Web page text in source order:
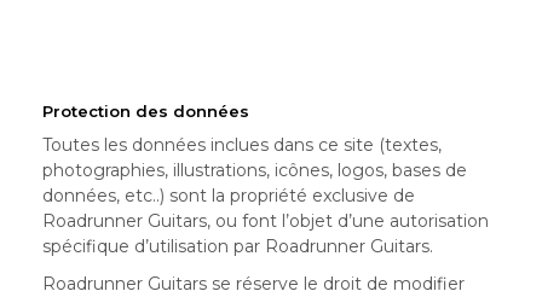
Protection des données
Toutes les données inclues dans ce site (textes,
photographies, illustrations, icônes, logos, bases de
données, etc..) sont la propriété exclusive de
Roadrunner Guitars, ou font l’objet d’une autorisation
spécifique d’utilisation par Roadrunner Guitars.
Roadrunner Guitars se réserve le droit de modifier